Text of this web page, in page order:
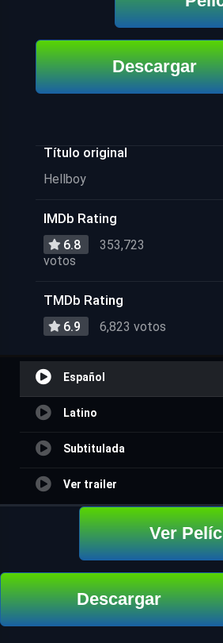
Descargar
Título original
Hellboy
IMDb Rating
6.8
353,723
votos
TMDb Rating
6.9 6,823 votos
Español
Latino
Subtitulada
Ver trailer
Ver
Descargar